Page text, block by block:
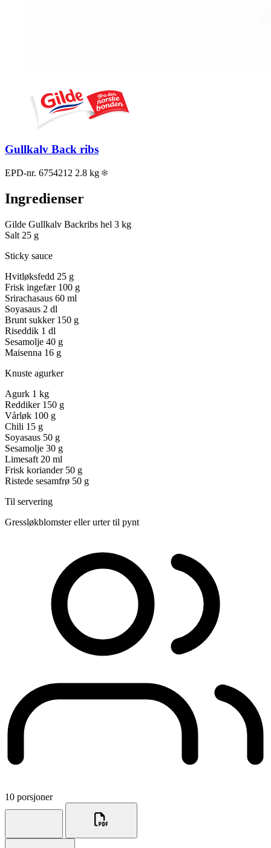
Gullkalv Back ribs
EPD-nr. 6754212 2.8 kg
Ingredienser
Gilde Gullkalv Backribs hel 3 kg
Salt 25 g
Sticky sauce
Hvitløksfedd 25 g
Frisk ingefær 100 g
Srirachasaus 60 ml
Soyasaus 2 dl
Brunt sukker 150 g
Riseddik 1 dl
Sesamolje 40 g
Maisenna 16 g
Knuste agurker
Agurk 1 kg
Reddiker 150 g
Vårløk 100 g
Chili 15 g
Soyasaus 50 g
Sesamolje 30 g
Limesaft 20 ml
Frisk koriander 50 g
Ristede sesamfrø 50 g
Til servering
Gressløkblomster eller urter til pynt
10 porsjoner